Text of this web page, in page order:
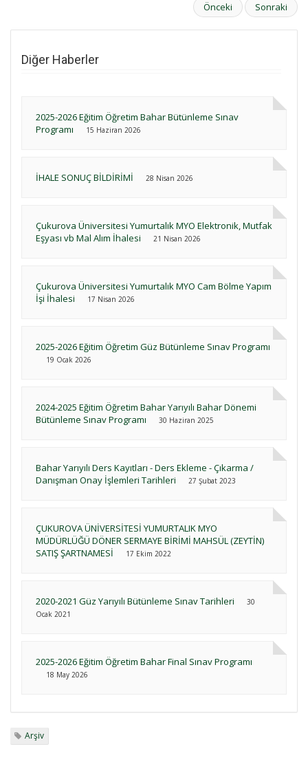
Önceki Sonraki
Diğer Haberler
2025-2026 Eğitim Öğretim Bahar Bütünleme Sınav
Programı
15 Haziran 2026
İHALE SONUÇ BİLDİRİMİ 28 Nisan 2026
Çukurova Üniversitesi Yumurtalık MYO Elektronik, Mutfak
Eşyası vb Mal Alım İhalesi
21 Nisan 2026
Çukurova Üniversitesi Yumurtalık MYO Cam Bölme Yapım
İşi İhalesi
17 Nisan 2026
2025-2026 Eğitim Öğretim Güz Bütünleme Sınav Programı
19 Ocak 2026
2024-2025 Eğitim Öğretim Bahar Yarıyılı Bahar Dönemi
Bütünleme Sınav Programı
30 Haziran 2025
Bahar Yarıyılı Ders Kayıtları - Ders Ekleme - Çıkarma /
Danışman Onay İşlemleri Tarihleri
27 Şubat 2023
ÇUKUROVA ÜNİVERSİTESİ YUMURTALIK MYO
MÜDÜRLÜĞÜ DÖNER SERMAYE BİRİMİ MAHSÜL (ZEYTİN)
SATIŞ ŞARTNAMESİ
17 Ekim 2022
2020-2021 Güz Yarıyılı Bütünleme Sınav Tarihleri
30
Ocak 2021
2025-2026 Eğitim Öğretim Bahar Final Sınav Programı
18 May 2026
Arşiv